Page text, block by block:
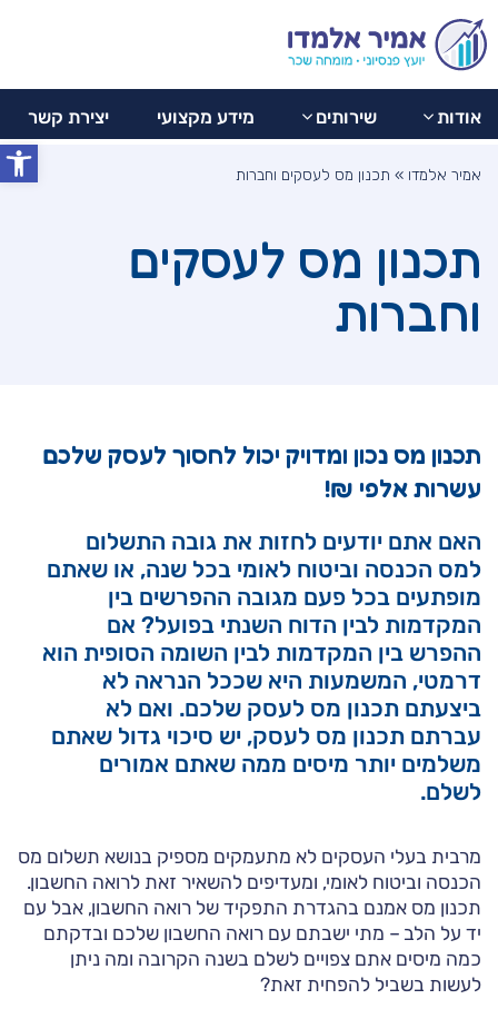
פתח
אודות
אודות שירותים מידע מקצועי יצירת קשר
אמיר אלמדו » תכנון מס לעסקים וחברות
תכנון מס לעסקים
וחברות
תכנון מס נכון ומדויק יכול לחסוך לעסק שלכם
עשרות אלפי ₪!
האם אתם יודעים לחזות את גובה התשלום
למס הכנסה וביטוח לאומי בכל שנה, או שאתם
מופתעים בכל פעם מגובה ההפרשים בין
המקדמות לבין הדוח השנתי בפועל? אם
ההפרש בין המקדמות לבין השומה הסופית הוא
דרמטי, המשמעות היא שככל הנראה לא
ביצעתם תכנון מס לעסק שלכם. ואם לא
עברתם תכנון מס לעסק, יש סיכוי גדול שאתם
משלמים יותר מיסים ממה שאתם אמורים
לשלם.
מרבית בעלי העסקים לא מתעמקים מספיק בנושא תשלום מס
הכנסה וביטוח לאומי, ומעדיפים להשאיר זאת לרואה החשבון.
תכנון מס אמנם בהגדרת התפקיד של רואה החשבון, אבל עם
יד על הלב – מתי ישבתם עם רואה החשבון שלכם ובדקתם
כמה מיסים אתם צפויים לשלם בשנה הקרובה ומה ניתן
לעשות בשביל להפחית זאת?